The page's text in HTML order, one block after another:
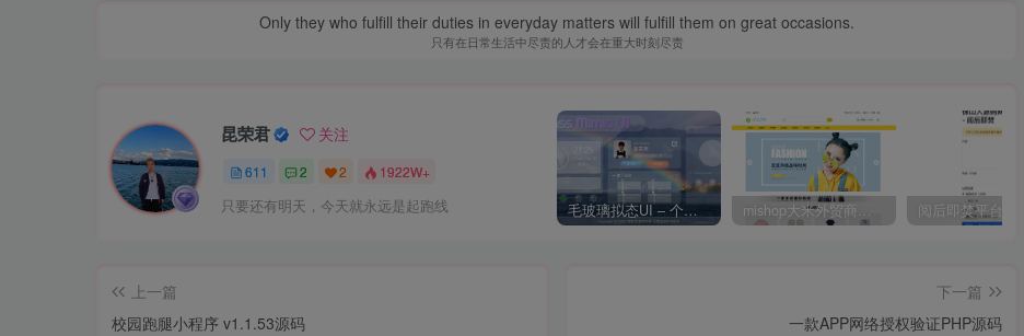
Only they who fulfill their duties in everyday matters will fulfill them on great occasions.
只有在日常生活中尽责的人才会在重大时刻尽责
昆荣君 关注
611 2 2 1922W+
只要还有明天，今天就永远是起跑线 毛玻璃拟态UI – 个人主页（开源版） mishop大米外贸商城系统133种语言版本
上一篇
校园跑腿小程序 v1.1.53源码
下一篇
一款APP网络授权验证PHP源码